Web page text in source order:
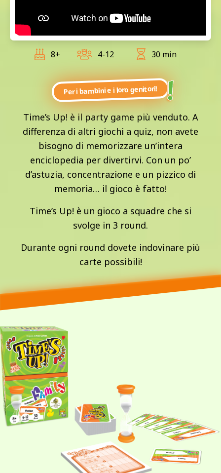
8+ 4-12 30 min
Per i bambini e i loro genitori!
Time’s Up! è il party game più venduto. A
differenza di altri giochi a quiz, non avete
bisogno di memorizzare un’intera
enciclopedia per divertirvi. Con un po’
d’astuzia, concentrazione e un pizzico di
memoria… il gioco è fatto!
Time’s Up! è un gioco a squadre che si
svolge in 3 round.
Durante ogni round dovete indovinare più
carte possibili!